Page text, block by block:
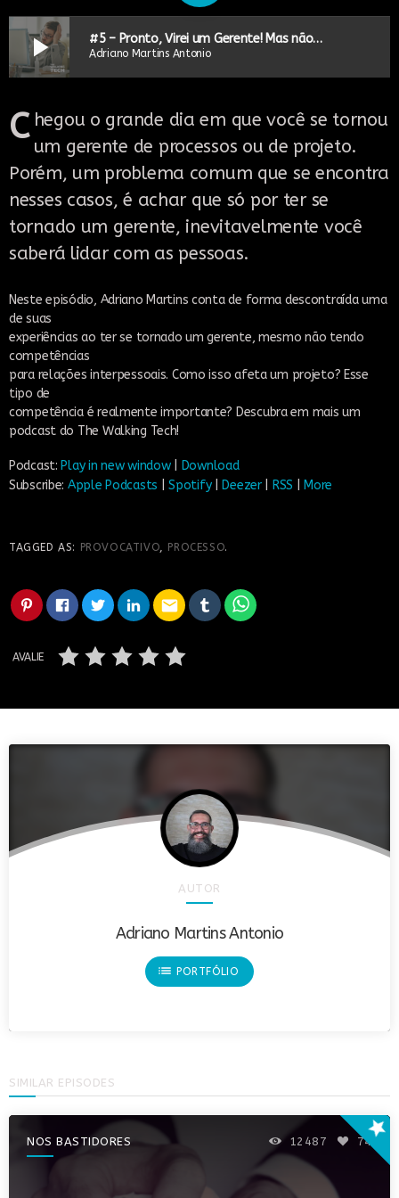
play_arrow #5 – Pronto, Virei um Gerente! Mas não sei lidar com Gente!
Adriano Martins Antonio
C hegou o grande dia em que você se tornou
um gerente de processos ou de projeto.
Porém, um problema comum que se encontra
nesses casos, é achar que só por ter se
tornado um gerente, inevitavelmente você
saberá lidar com as pessoas.
Neste episódio, Adriano Martins conta de forma descontraída uma
de suas
experiências ao ter se tornado um gerente, mesmo não tendo
competências
para relações interpessoais. Como isso afeta um projeto? Esse
tipo de
competência é realmente importante? Descubra em mais um
podcast do The Walking Tech!
Podcast: Play in new window|
Download
Subscribe: Apple Podcasts |Spotify| Deezer| RSS More
TAGGED AS: PROVOCATIVO, PROCESSO.
email
AVALIE
AUTOR
Adriano Martins Antonio
list PORTFÓLIO
SIMILAR EPISODES
NOS BASTIDORES 12487 74star